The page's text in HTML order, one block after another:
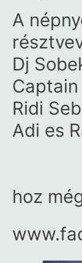
A
Dj
Ridi
Adi es
hoz